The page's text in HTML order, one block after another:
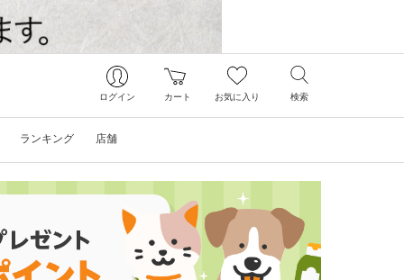
ログイン カート お気に入り 検索
ランキング 店舗